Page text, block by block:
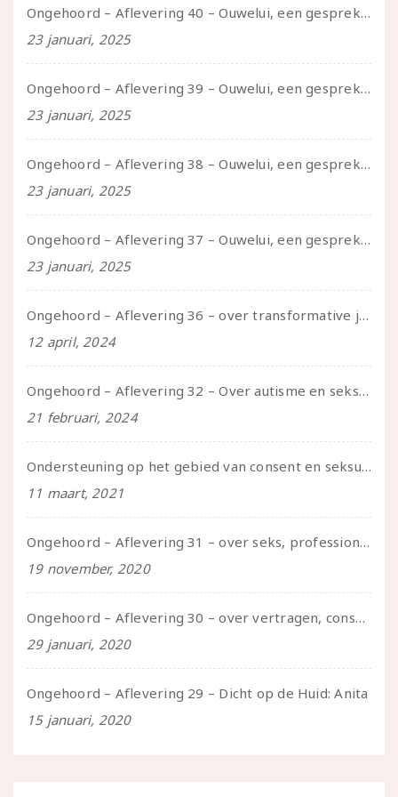
Ongehoord – Aflevering 40 – Ouwelui, een gesprek met Sadie Lune over vormende relaties en de geschiedenis van de queer pornobeweging
23 januari, 2025
Ongehoord – Aflevering 39 – Ouwelui, een gesprek met Pepijn en Ivo over hun regenbooggezin, eigenzinnig ouder worden en Cruise Control
23 januari, 2025
Ongehoord – Aflevering 38 – Ouwelui, een gesprek met vreer over behoefte aan geborgenheid en het behouden van je idealen
23 januari, 2025
Ongehoord – Aflevering 37 – Ouwelui, een gesprek met non over seksualiteit, transitie en ageism
23 januari, 2025
Ongehoord – Aflevering 36 – over transformative justice – in gesprek met Ella en carson
12 april, 2024
Ongehoord – Aflevering 32 – Over autisme en seksualiteit – in gesprek met Roos Reijbroek
21 februari, 2024
Ondersteuning op het gebied van consent en seksualiteit
11 maart, 2021
Ongehoord – Aflevering 31 – over seks, professioneel en persoonlijk, een gesprek met Marije
19 november, 2020
Ongehoord – Aflevering 30 – over vertragen, consent en negatieve gevoelens met Meg-John Barker
29 januari, 2020
Ongehoord – Aflevering 29 – Dicht op de Huid: Anita
15 januari, 2020